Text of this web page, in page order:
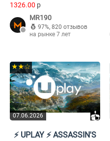
1326.00 p
MR190
97%, 820 отзывов
на рынке 7 лет
07.06.2026
★★☆
⚡️ UPLAY ⚡️ ASSASSIN'S